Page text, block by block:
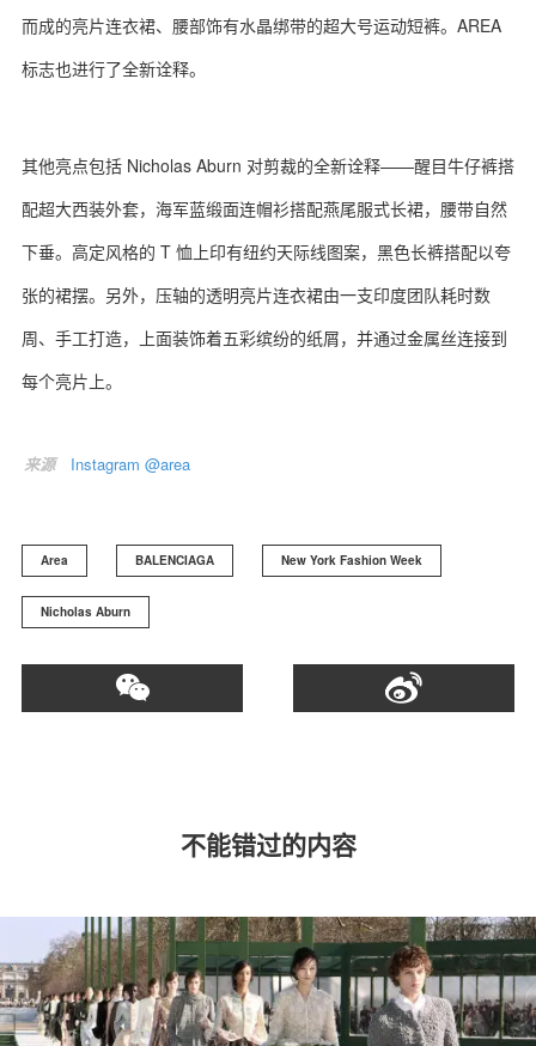
而成的亮片连衣裙、腰部饰有水晶绑带的超大号运动短裤。AREA
标志也进行了全新诠释。
其他亮点包括 Nicholas Aburn 对剪裁的全新诠释——醒目牛仔裤搭
配超大西装外套，海军蓝缎面连帽衫搭配燕尾服式长裙，腰带自然
下垂。高定风格的 T 恤上印有纽约天际线图案，黑色长裤搭配以夸
张的裙摆。另外，压轴的透明亮片连衣裙由一支印度团队耗时数
周、手工打造，上面装饰着五彩缤纷的纸屑，并通过金属丝连接到
每个亮片上。
来源 Instagram @area
Area BALENCIAGA New York Fashion Week
Nicholas Aburn
不能错过的内容